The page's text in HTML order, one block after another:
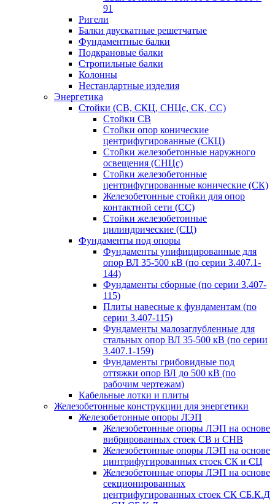
91
Ригели
Балки двускатные решетчатые
Фундаментные балки
Подкрановые балки
Стропильные балки
Колонны
Нестандартные изделия
Энергетика
Стойки (СВ, СКЦ, СНЦс, СК, СС)
Стойки СВ
Стойки опор конические
центрифугированные (СКЦ)
Стойки железобетонные наружного
освещения (СНЦс)
Стойки железобетонные
центрифугированные конические (СК)
Железобетонные стойки для опор
контактной сети (СС)
Стойки железобетонные
цилиндрические (СЦ)
Фундаменты под опоры
Фундаменты унифицированные для
опор ВЛ 35-500 кВ (по серии 3.407.1-
144)
Фундаменты сборные (по серии 3.407-
115)
Плиты навесные к фундаментам (по
серии 3.407-115)
Фундаменты малозаглубленные для
стальных опор ВЛ 35-500 кВ (по серии
3.407.1-159)
Фундаменты грибовидные под
оттяжки опор ВЛ до 500 кВ (по
рабочим чертежам)
Кабельные лотки и плиты
Железобетонные конструкции для энергетики
Железобетонные опоры ЛЭП
Железобетонные опоры ЛЭП на основе
вибрированных стоек СВ и СНВ
Железобетонные опоры ЛЭП на основе
цинтрифугированных стоек СК и СЦ
Железобетонные опоры ЛЭП на основе
секционированных
центрифугированных стоек СК СБ.К.Д